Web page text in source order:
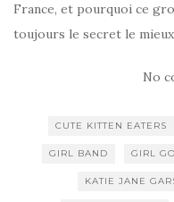
France, et pourquoi ce
toujours le secret le
No
CUTE KITTEN EATERS
GIRL BAND GIRL
KATIE JANE